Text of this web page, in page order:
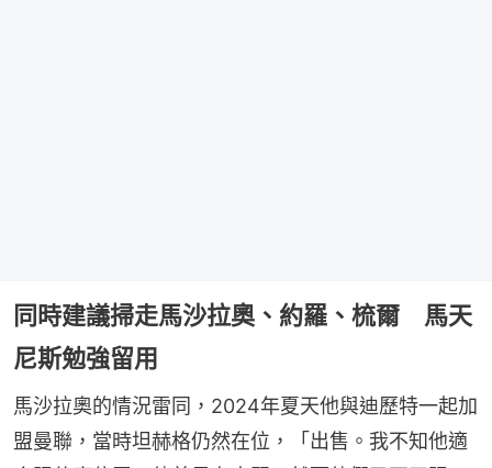
同時建議掃走馬沙拉奧、約羅、梳爾 馬天
尼斯勉強留用
馬沙拉奧的情況雷同，2024年夏天他與迪歷特一起加
盟曼聯，當時坦赫格仍然在位，「出售。我不知他適